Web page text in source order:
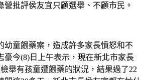
營批評侯友宜只顧選舉、不顧市民。
幼童餵藥案，造成許多家長憤怒和不
豪今(8)日上午表示，現在新北市家長
舉有孩童遭餵藥的狀況，結果過了22